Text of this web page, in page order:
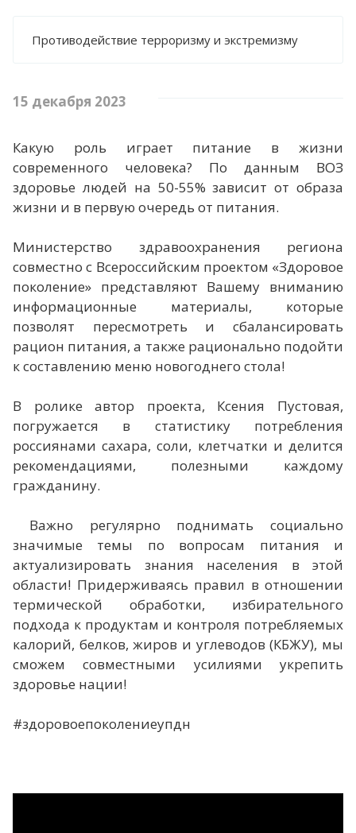
Противодействие терроризму и экстремизму
15 декабря 2023
Какую роль играет питание в жизни
современного человека? По данным ВОЗ
здоровье людей на 50-55% зависит от образа
жизни и в первую очередь от питания.
Министерство здравоохранения региона
совместно с Всероссийским проектом «Здоровое
поколение» представляют Вашему вниманию
информационные материалы, которые
позволят пересмотреть и сбалансировать
рацион питания, а также рационально подойти
к составлению меню новогоднего стола!
В ролике автор проекта, Ксения Пустовая,
погружается в статистику потребления
россиянами сахара, соли, клетчатки и делится
рекомендациями, полезными каждому
гражданину.
Важно регулярно поднимать социально
значимые темы по вопросам питания и
актуализировать знания населения в этой
области! Придерживаясь правил в отношении
термической обработки, избирательного
подхода к продуктам и контроля потребляемых
калорий, белков, жиров и углеводов (КБЖУ), мы
сможем совместными усилиями укрепить
здоровье нации!
#здоровоепоколениеупдн
НОВОСТИ
ИНФОГРАФИКА
МЕРОПРИЯТИЯ
ВИДЕО
ЭКСТРЕМИЗМУ
ВАЖНОЕ
КОНТАКТЫ